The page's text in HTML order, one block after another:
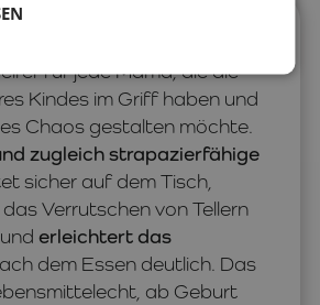
für jede Mama, die die
Kindes im Griff haben und
Chaos gestalten möchte.
zugleich strapazierfähige
sicher auf dem Tisch,
Verrutschen von Tellern
erleichtert das
dem Essen deutlich. Das
ab Geburt